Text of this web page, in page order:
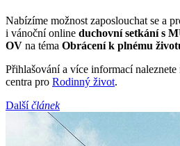
Nabízíme možnost zaposlouchat se a
i vánoční online duchovnísetkání s
OV na téma Obrácení k plnému
Přihlašování a více informací
centra pro Rodinný život.
Dalšíčlánek